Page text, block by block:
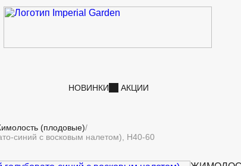
НОВИНКИ АКЦИИ
(плодовые)
синий с восковым налетом), H40-60